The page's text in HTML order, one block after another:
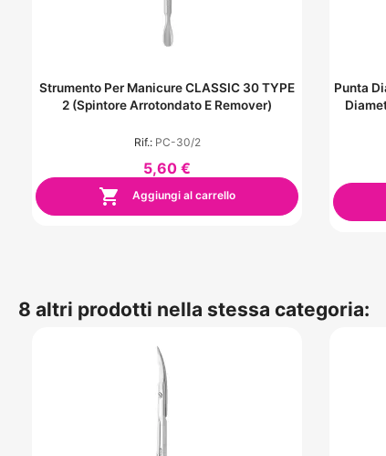
Strumento Per Manicure CLASSIC 30 TYPE
2 (Spintore Arrotondato E Remover)
Rif.: PC-30/2
5,60 €
 Aggiungi al carrello
Punta
8 altri prodotti nella stessa categoria: